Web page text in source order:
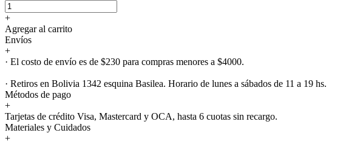
+
Agregar al carrito
Envíos
+
· El costo de envío es de $230 para compras menores a $4000.
· Retiros en Bolivia 1342 esquina Basilea. Horario de lunes a sábados de 11 a 19 hs.
Métodos de pago
+
Tarjetas de crédito Visa, Mastercard y OCA, hasta 6 cuotas sin recargo.
Materiales y Cuidados
+